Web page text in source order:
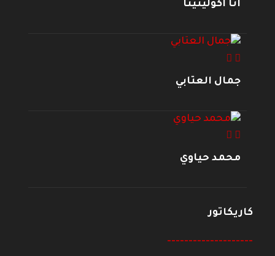
أنا أكولينينا
جمال العتابي
محمد حياوي
كاريكاتور
--------------------